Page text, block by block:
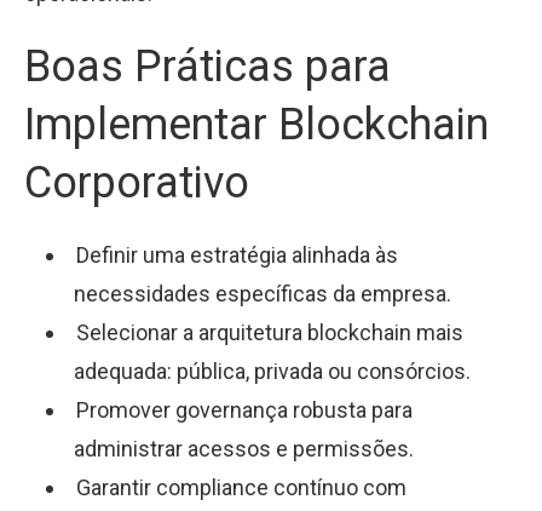
Boas Práticas para
Implementar Blockchain
Corporativo
Definir uma estratégia alinhada às
necessidades específicas da empresa.
Selecionar a arquitetura blockchain mais
adequada: pública, privada ou consórcios.
Promover governança robusta para
administrar acessos e permissões.
Garantir compliance contínuo com